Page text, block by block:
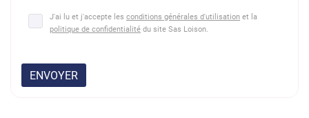
J'ai lu et j'accepte les conditions générales d'utilisation et la
politique de confidentialité du site Sas Loison.
ENVOYER